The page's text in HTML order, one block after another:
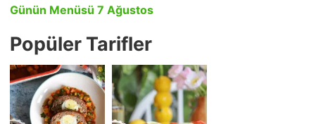
Günün Menüsü 7 Ağustos
Popüler Tarifler